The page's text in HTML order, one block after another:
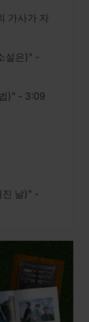
가사가 자
설은)" -
)" - 3:09
진 날)" -